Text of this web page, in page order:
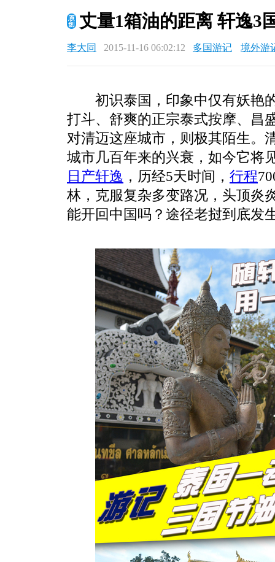
丈量1箱油的距离 轩逸3
李大同 2015-11-16 06:02:12 多国游记 境外游
初识泰国，印象中仅有妖艳的
打斗、舒爽的正宗泰式按摩、昌
对清迈这座城市，则极其陌生。
城市几百年来的兴衰，如今它
日产轩逸 ，历经5天时间， 行程
林，克服复杂多变路况，头顶炎
能开回中国吗？途径老挝到底发